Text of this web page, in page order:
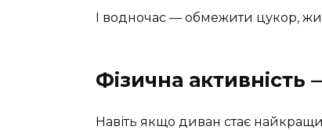
І водночас — обмежити цукор,
Фізична
Навіть якщо диван стає